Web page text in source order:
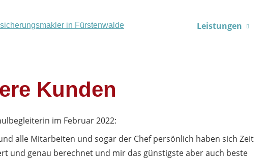
Leistungen
Kunden
im Februar 2022:
alle Mitarbeiten und sogar der Chef persönlich haben sich Zeit
und genau berechnet und mir das günstigste aber auch beste